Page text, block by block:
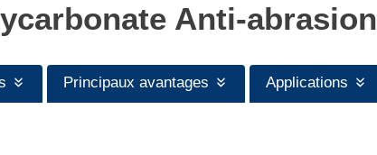
Anti-abrasion
Principaux avantages Applications